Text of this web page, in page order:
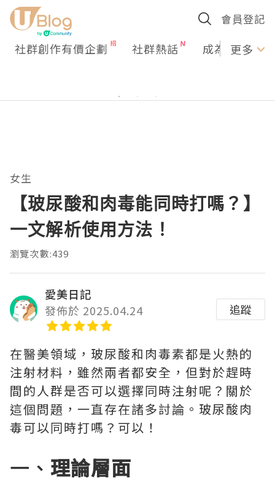
會員登記
社群創作有價企劃 社群熱話 成為U更多
女生
【玻尿酸和肉毒能同時打嗎？】
一文解析使用方法！
瀏覽次數:439
愛美日記
發佈於 2025.04.24
追蹤
在醫美領域，玻尿酸和肉毒素都是火熱的
注射材料，雖然兩者都安全，但對於趕時
間的人群是否可以選擇同時注射呢？關於
這個問題，一直存在諸多討論。玻尿酸肉
毒可以同時打嗎？可以！
一、 理論層面